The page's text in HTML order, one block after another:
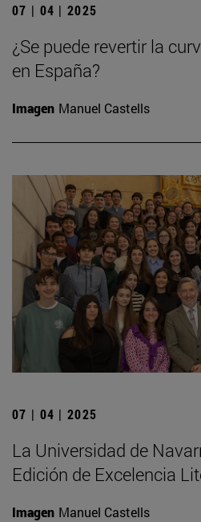
07 | 04 | 2025
¿Se puede revertir la
en España?
Imagen Manuel Castells
07 | 04 | 2025
La Universidad de
Edición de Excelencia
Imagen Manuel Castells